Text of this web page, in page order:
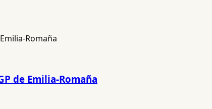
de Emilia-Romaña